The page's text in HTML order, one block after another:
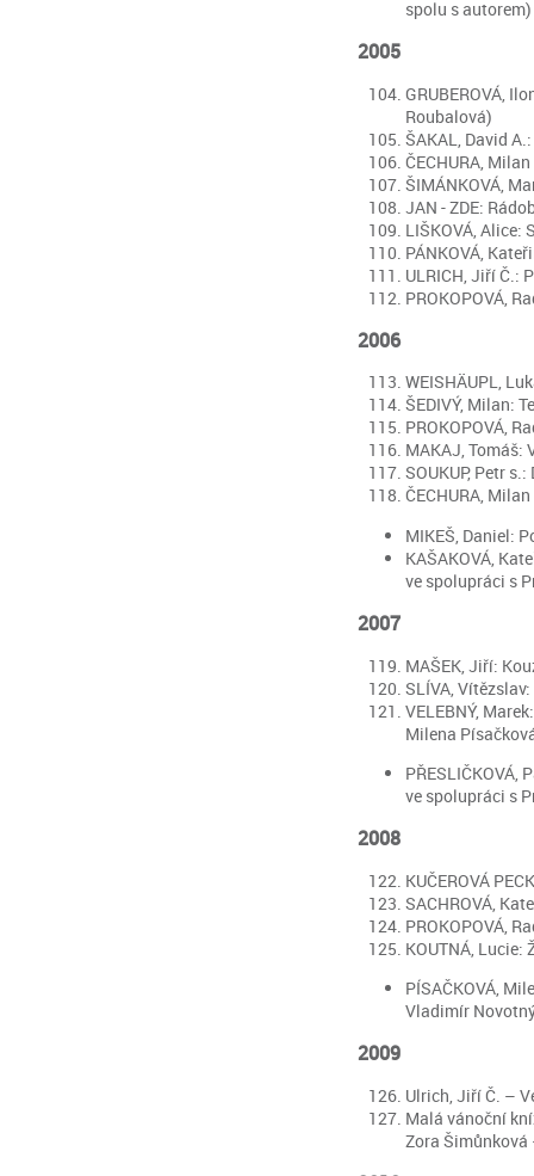
spolu s autorem)
2005
GRUBEROVÁ,
Roubalová)
ŠAKAL, David
ČECHURA,
ŠIMÁNKOVÁ,
JAN - ZDE:
LIŠKOVÁ, Alice:
PÁNKOVÁ,
ULRICH, Jiří Č.:
PROKOPOVÁ,
2006
WEISHÄUPL,
ŠEDIVÝ, Milan:
PROKOPOVÁ,
MAKAJ, Tomáš:
SOUKUP, Petr
ČECHURA,
MIKEŠ, Daniel:
KAŠAKOVÁ,
ve spolupráci s
2007
MAŠEK, Jiří:
SLÍVA,
VELEBNÝ,
Milena
PŘESLIČKOVÁ,
ve spolupráci s
2008
KUČEROVÁ
SACHROVÁ,
PROKOPOVÁ,
KOUTNÁ,
PÍSAČKOVÁ,
Vladimír
2009
Ulrich, Jiří Č. –
Malá vánoční
Zora Šimůnková